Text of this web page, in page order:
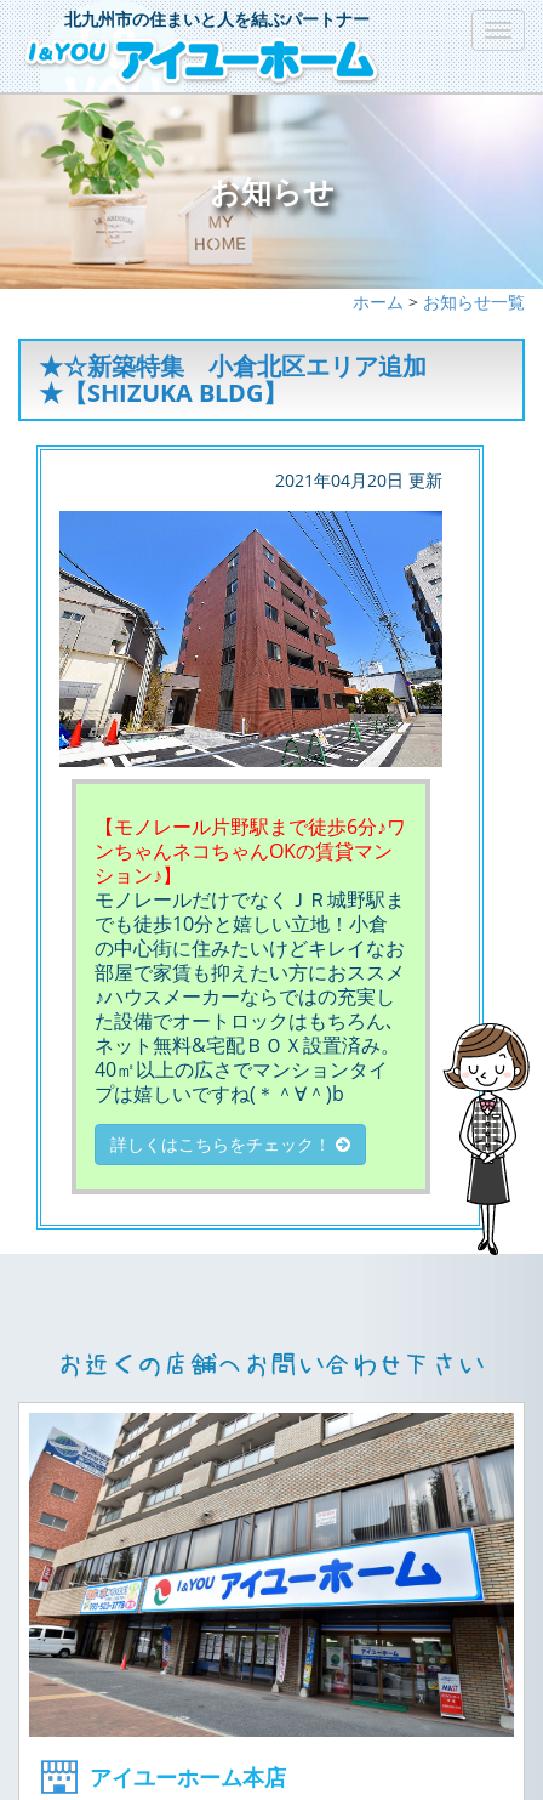
北九州市の住まいと人を結ぶパートナー
お知らせ
ホーム > お知らせ一覧
★☆新築特集 小倉北区エリア追加
★【SHIZUKA BLDG】
2021年04月20日 更新
【モノレール片野駅まで徒歩6分♪ワ
ンちゃんネコちゃんOKの賃貸マン
ション♪】
モノレールだけでなくＪＲ城野駅ま
でも徒歩10分と嬉しい立地！小倉
の中心街に住みたいけどキレイなお
部屋で家賃も抑えたい方におススメ
♪ハウスメーカーならではの充実し
た設備でオートロックはもちろん､
ネット無料&宅配ＢＯＸ設置済み。
40㎡以上の広さでマンションタイ
プは嬉しいですね(＊＾∀＾)b
詳しくはこちらをチェック！
アイユーホーム本店